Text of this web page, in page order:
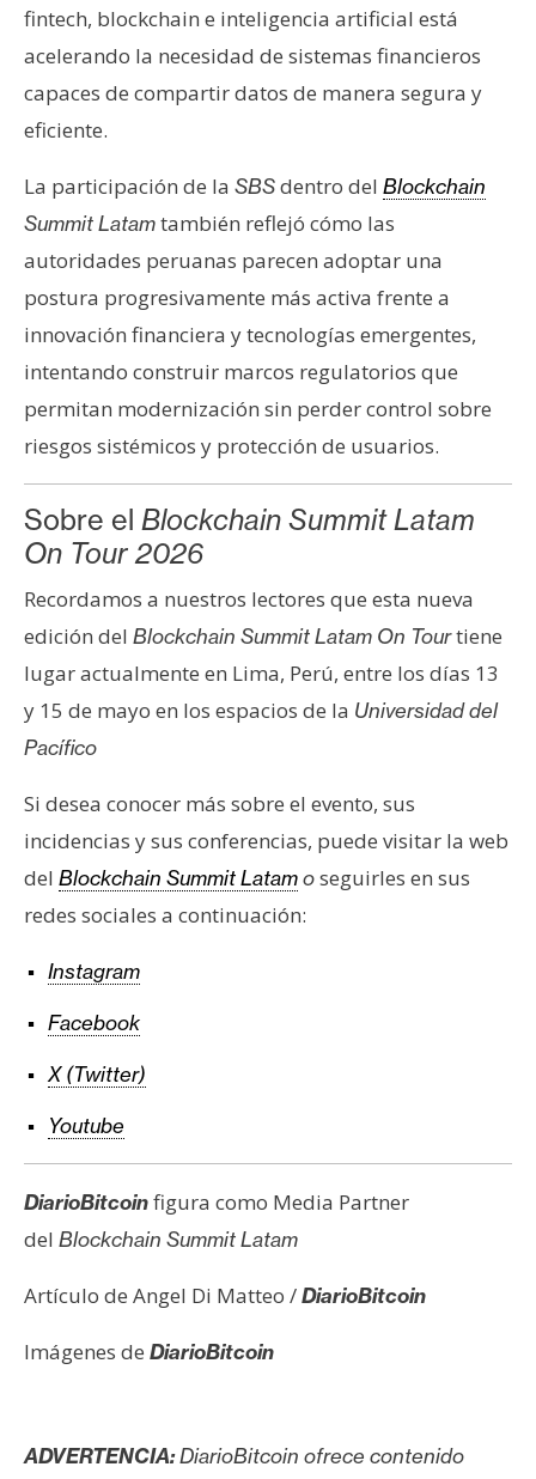
fintech, blockchain e inteligencia artificial está
acelerando la necesidad de sistemas financieros
capaces de compartir datos de manera segura y
eficiente.
La participación de la SBSdentro del Blockchain
Summit Latamtambién reflejó cómo las
autoridades peruanas parecen adoptar una
postura progresivamente más activa frente a
innovación financiera y tecnologías emergentes,
intentando construir marcos regulatorios que
permitan modernización sin perder control sobre
riesgos sistémicos y protección de usuarios.
Sobre el Blockchain Summit Latam
On Tour 2026
Recordamos a nuestros lectores que esta nueva
edición del Blockchain Summit Latam On Tourtiene
lugar actualmente en Lima, Perú, entre los días 13
y 15 de mayo en los espacios de la Universidad del
Pacífico
Si desea conocer más sobre el evento, sus
incidencias y sus conferencias, puede visitar la web
del Blockchain Summit Latamoseguirles en sus
redes sociales a continuación:
Instagram
Facebook
X (Twitter)
Youtube
DiarioBitcoinfigura como Media Partner
del Blockchain Summit Latam
Artículo de Angel Di Matteo /DiarioBitcoin
Imágenes de DiarioBitcoin
ADVERTENCIA:DiarioBitcoin ofrece contenido